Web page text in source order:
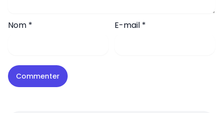
Nom * E-mail *